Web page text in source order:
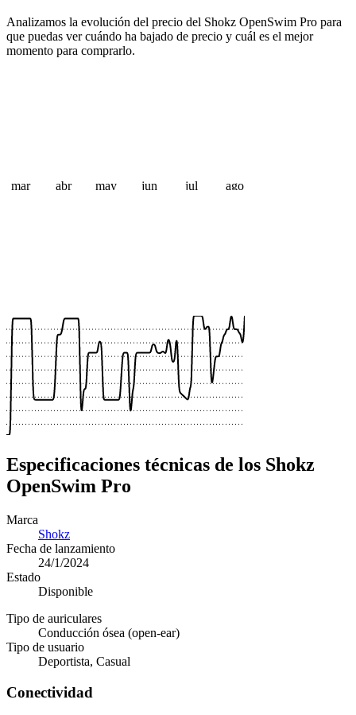
Analizamos la evolución del precio del Shokz OpenSwim Pro para
que puedas ver cuándo ha bajado de precio y cuál es el mejor
momento para comprarlo.
mar abr may jun jul ago
Especificaciones técnicas de los Shokz
OpenSwim Pro
Marca
Shokz
Fecha de lanzamiento
24/1/2024
Estado
Disponible
Tipo de auriculares
Conducción ósea (open-ear)
Tipo de usuario
Deportista, Casual
Conectividad